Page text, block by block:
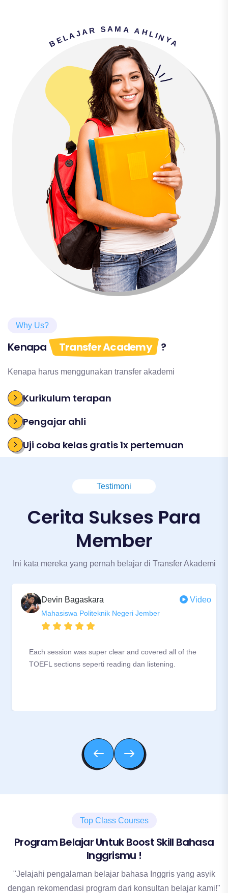
BELAJAR SA M A AHLINYA
Why Us?
Kenapa Transfer Academy ?
Kenapa harus menggunakan transfer akademi
Kurikulum terapan
Pengajar ahli
Uji coba kelas gratis 1x pertemuan
Biaya yang sangat terjangkau
Testimoni
Cerita Sukses Para
Member
Ini kata mereka yang pernah belajar di Transfer Akademi
Devin Bagaskara
Mahasiswa Politeknik Negeri Jember
Video
Each session was super clear and covered all of the
TOEFL sections seperti reading dan listening.
Top Class Courses
Program Belajar Untuk Boost Skill Bahasa
Inggrismu !
"Jelajahi pengalaman belajar bahasa Inggris yang asyik
dengan rekomendasi program dari konsultan belajar kami!"